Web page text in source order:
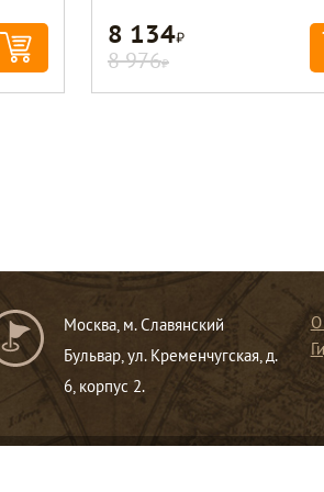
8 134Р
8 976Р
Москва, м. Славянский
Бульвар, ул. Кременчугская, д.
6, корпус 2.
О